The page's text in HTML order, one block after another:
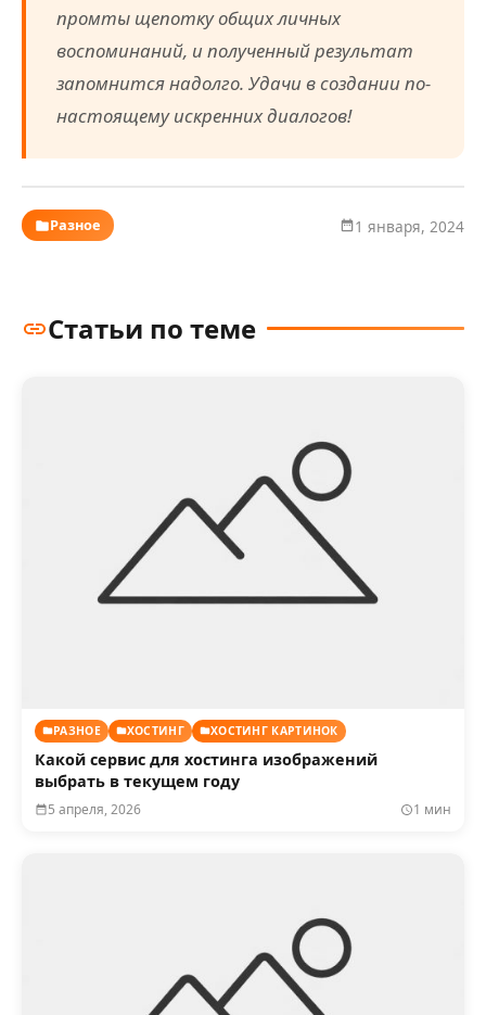
промты щепотку общих личных
воспоминаний, и полученный результат
запомнится надолго. Удачи в создании по-
настоящему искренних диалогов!
Разное 1 января, 2024
Статьи по теме
РАЗНОЕ ХОСТИНГ ХОСТИНГ КАРТИНОК
Какой сервис для хостинга изображений
выбрать в текущем году
5 апреля, 2026 1 мин